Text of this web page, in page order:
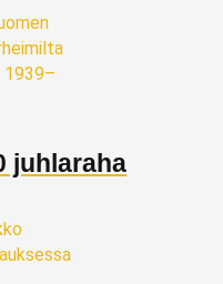
juhlaraha